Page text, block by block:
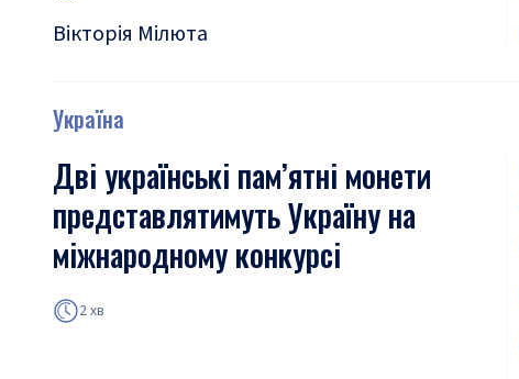
Вікторія Мілюта
Україна
Дві українські пам’ятні монети
представлятимуть Україну на
міжнародному конкурсі
2 хв